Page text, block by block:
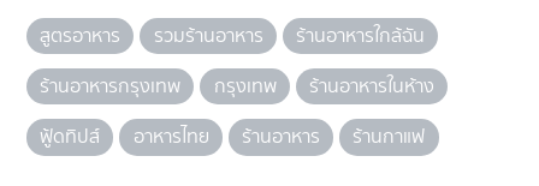
สูตรอาหาร รวมร้านอาหาร
ร้านอาหารใกล้ฉัน
ร้านอาหารกรุงเทพ
กรุงเทพ
ร้านอาหารในห้าง
ฟู้ดทิปส์
อาหารไทย ร้านอาหาร ร้านกาแฟ